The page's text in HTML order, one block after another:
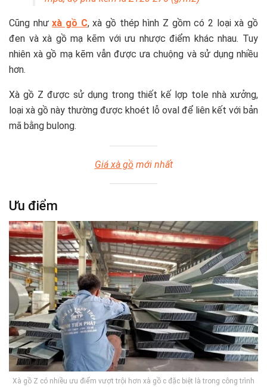
Cũng nhưxà gồ C, xà gồ thép hình Z gồm có 2 loại xà gồ
đen và xà gồ mạ kẽm với ưu nhược điểm khác nhau. Tuy
nhiên xà gồ mạ kẽm vẫn được ưa chuộng và sử dụng nhiều
hơn.
Xà gồ Z được sử dụng trong thiết kế lợp tole nhà xưởng,
loại xà gồ này thường được khoét lỗ oval để liên kết với bản
mã bằng bulong.
Giá xà gồ mới nhất
Ưu điểm
Xà gồ Z có nhiều ưu điểm vượt trội hơn xà gồ c đặc biệt là trong công trình